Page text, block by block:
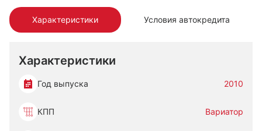
Характеристики Условия автокредита
Характеристики
Год выпуска 2010
КПП Вариатор